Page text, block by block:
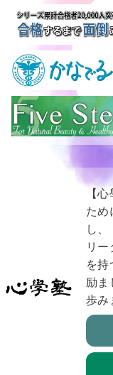
【
ため
し、
リ
を持
励ま
歩み